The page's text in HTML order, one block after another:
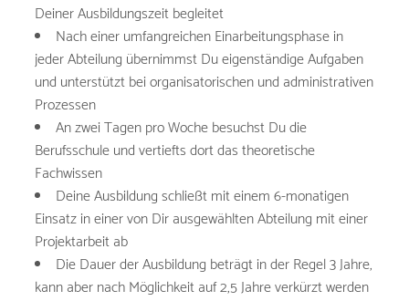
Deiner Ausbildungszeit begleitet
Nach einer umfangreichen Einarbeitungsphase in
jeder Abteilung übernimmst Du eigenständige Aufgaben
und unterstützt bei organisatorischen und administrativen
Prozessen
An zwei Tagen pro Woche besuchst Du die
Berufsschule und vertiefts dort das theoretische
Fachwissen
Deine Ausbildung schließt mit einem 6-monatigen
Einsatz in einer von Dir ausgewählten Abteilung mit einer
Projektarbeit ab
Die Dauer der Ausbildung beträgt in der Regel 3 Jahre,
kann aber nach Möglichkeit auf 2,5 Jahre verkürzt werden